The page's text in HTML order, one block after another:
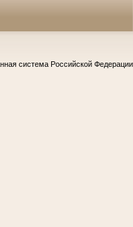
система Российской